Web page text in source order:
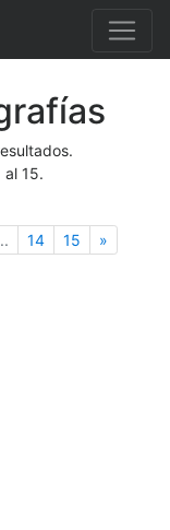
al 15.
14 15 »